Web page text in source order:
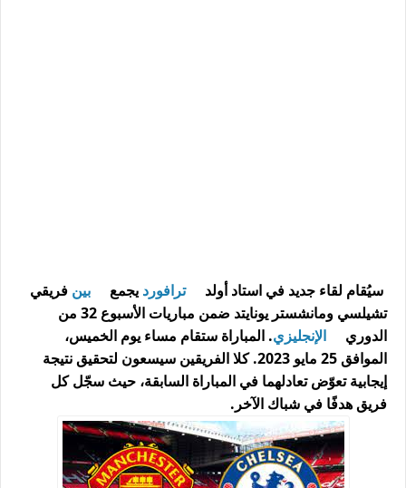
سيُقام لقاء جديد في استاد أولد ترافورد يجمع بين فريقي
تشيلسي ومانشستر يونايتد ضمن مباريات الأسبوع 32 من
الدوري
الإنجليزي. المباراة ستقام مساء يوم الخميس،
الموافق 25 مايو 2023. كلا الفريقين سيسعون لتحقيق نتيجة
إيجابية تعوّض تعادلهما في المباراة السابقة، حيث سجّل كل
فريق هدفًا في شباك الآخر.